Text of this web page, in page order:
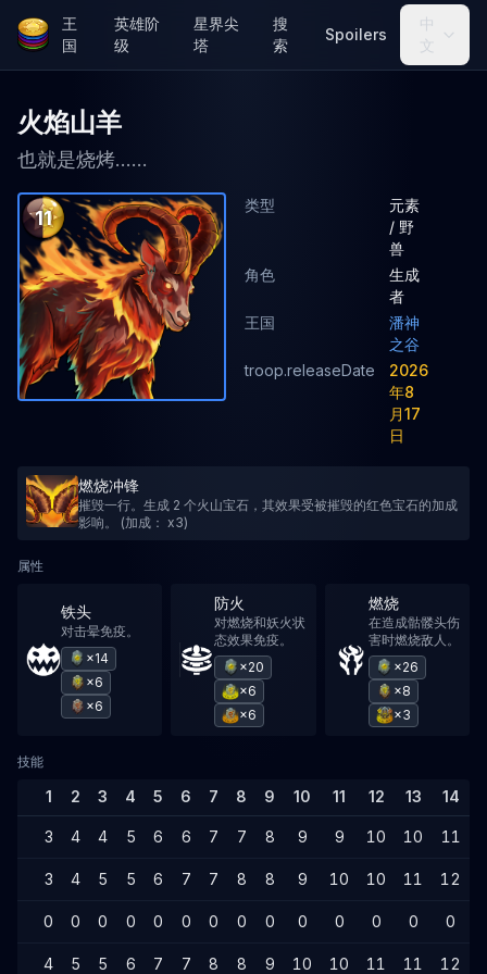
王
国
英雄阶
级
星界尖
塔
搜
索
Spoilers
中
文
火焰山羊
也就是烧烤......
11
类型
元素
/ 野
兽
角色
生成
者
王国
潘神
之谷
troop.releaseDate
2026
年8
月17
日
燃烧冲锋
摧毁一行。生成 2 个火山宝石，其效果受被摧毁的红色宝石的加成
影响。 (加成： x3)
属性
铁头
对击晕免疫。
×14
×6
×6
防火
对燃烧和妖火状
态效果免疫。
×20
×6
×6
燃烧
在造成骷髅头伤
害时燃烧敌人。
×26
×8
×3
技能
1 2 3 4 5 6 7 8 9 10 11 12 13 14
3 4 4 5 6 6 7 7 8 9 9 10 10 11
3 4 5 5 6 7 7 8 8 9 10 10 11 12
0 0 0 0 0 0 0 0 0 0 0 0 0 0
4 5 5 6 7 7 8 8 9 10 10 11 11 12